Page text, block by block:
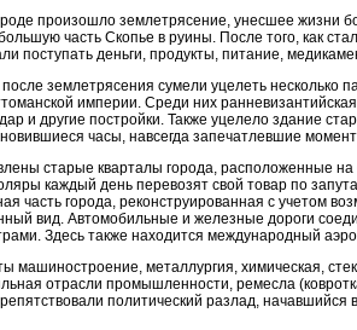
произошло землетрясение, унесшее жизни
часть Скопье в руины. После того, как
поступать деньги, продукты, питание,
землетрясения сумели уцелеть несколько
империи. Среди них
и другие постройки. Также уцелело здание
часы, навсегда запечатлевшие
старые кварталы города, расположенные на
каждый день перевозят свой товар по
часть города, реконструированная с учетом
вид. Автомобильные и железные дороги
Здесь также находится международный
машиностроение, металлургия, химическая,
отрасли промышленности, ремесла
политический разлад, начавшийся